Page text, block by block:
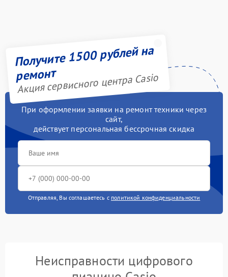
Получите 1500 рублей на
ремонт
Акция сервисного центра Casio
При оформлении заявки на ремонт техники через
сайт,
действует персональная бессрочная скидка
Отправляя, Вы соглашаетесь с политикой конфиденциальности
Неисправности цифрового